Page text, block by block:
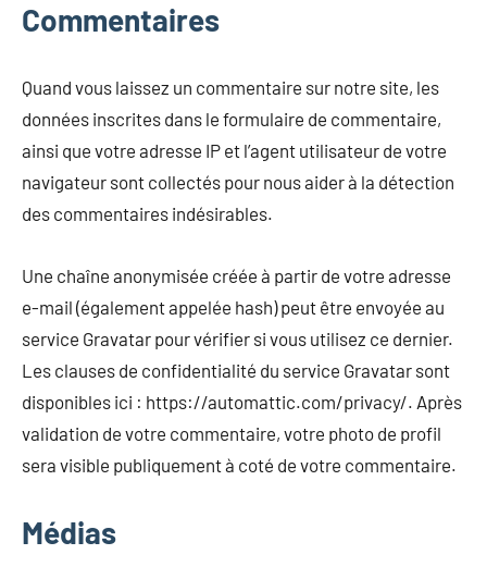
Commentaires
Quand vous laissez un commentaire sur notre site, les
données inscrites dans le formulaire de commentaire,
ainsi que votre adresse IP et l’agent utilisateur de votre
navigateur sont collectés pour nous aider à la détection
des commentaires indésirables.
Une chaîne anonymisée créée à partir de votre adresse
e-mail (également appelée hash) peut être envoyée au
service Gravatar pour vérifier si vous utilisez ce dernier.
Les clauses de confidentialité du service Gravatar sont
disponibles ici : https://automattic.com/privacy/. Après
validation de votre commentaire, votre photo de profil
sera visible publiquement à coté de votre commentaire.
Médias